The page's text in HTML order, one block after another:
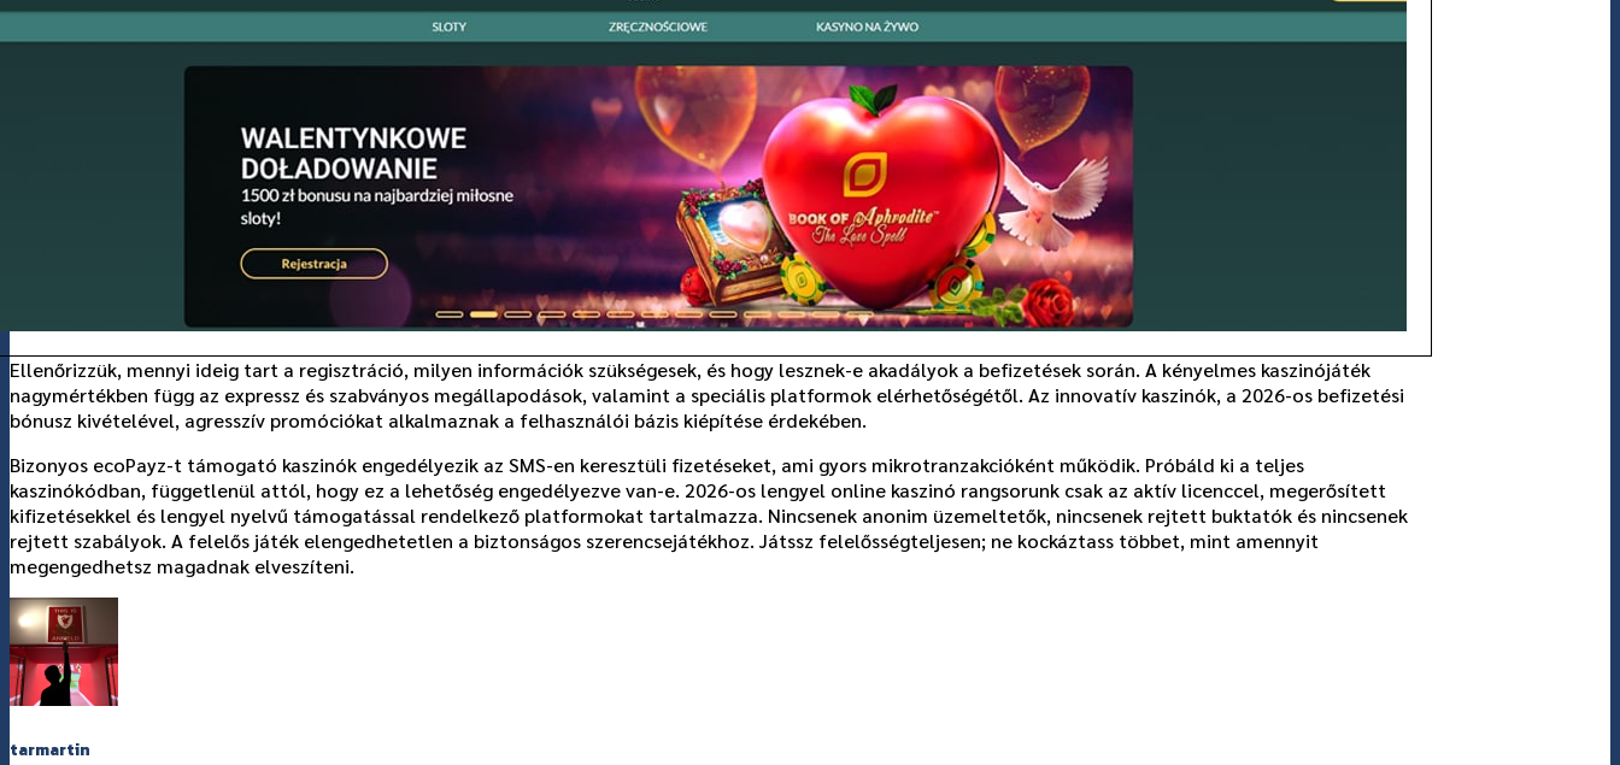
Ellenőrizzük, mennyi ideig tart a regisztráció, milyen információk szükségesek, és hogy lesznek-e akadályok a befizetések során. A kényelmes kaszinójáték
nagymértékben függ az expressz és szabványos megállapodások, valamint a speciális platformok elérhetőségétől. Az innovatív kaszinók, a 2026-os befizetési
bónusz kivételével, agresszív promóciókat alkalmaznak a felhasználói bázis kiépítése érdekében.
Bizonyos ecoPayz-t támogató kaszinók engedélyezik az SMS-en keresztüli fizetéseket, ami gyors mikrotranzakcióként működik. Próbáld ki a teljes
kaszinókódban, függetlenül attól, hogy ez a lehetőség engedélyezve van-e. 2026-os lengyel online kaszinó rangsorunk csak az aktív licenccel, megerősített
kifizetésekkel és lengyel nyelvű támogatással rendelkező platformokat tartalmazza. Nincsenek anonim üzemeltetők, nincsenek rejtett buktatók és nincsenek
rejtett szabályok. A felelős játék elengedhetetlen a biztonságos szerencsejátékhoz. Játssz felelősségteljesen; ne kockáztass többet, mint amennyit
megengedhetsz magadnak elveszíteni.
tarmartin